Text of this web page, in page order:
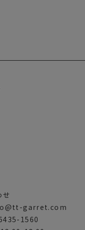
せ
garret.com
1560